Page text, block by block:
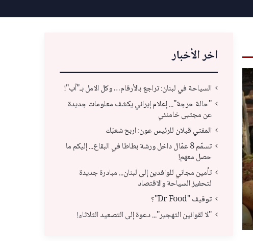
تأمين مجاني للوافدين إلى لبنان... مبادرة جديدة
لتحفيز السياحة والاقتصاد
اخر الأخبار
السياحة في لبنان: تراجع بالأرقام… وكل الامل بـ"آب"!
"حالة حرجة"... إعلام إيراني يكشف معلومات جديدة
عن مجتبى خامنئي
المفتي قبلان للرئيس عون: اربح شعبَك
تسمّم 8 عمّال داخل ورشة بطاطا في البقاع... إليكم ما
حصل معهم!
تأمين مجاني للوافدين إلى لبنان... مبادرة جديدة
لتحفيز السياحة والاقتصاد
توقيف "Dr Food"؟
"لا لقوانين التهجير"... دعوة إلى التصعيد الثلاثاء!